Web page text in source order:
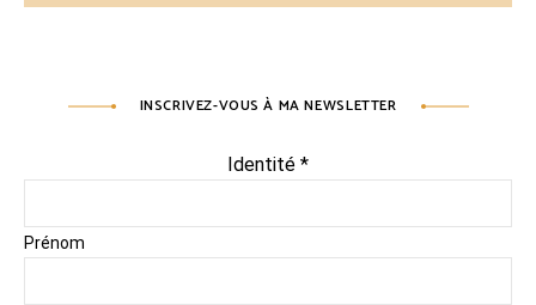
INSCRIVEZ-VOUS À MA NEWSLETTER
Identité *
Prénom